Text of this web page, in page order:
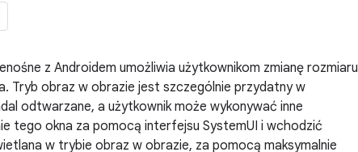
z Androidem umożliwia użytkownikom zmianę rozmiaru
Tryb obraz w obrazie jest szczególnie przydatny w
odtwarzane, a użytkownik może wykonywać inne
tego okna za pomocą interfejsu SystemUI i wchodzić
w trybie obraz w obrazie, za pomocą maksymalnie